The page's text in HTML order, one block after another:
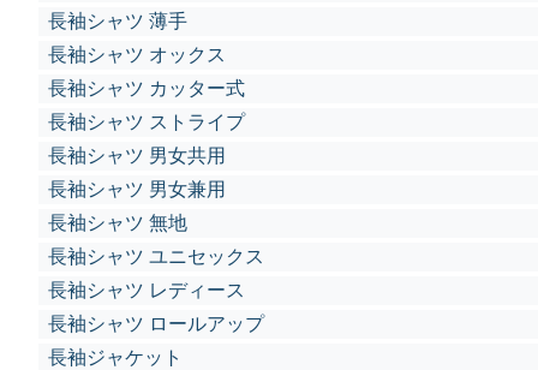
長袖シャツ 薄手
長袖シャツ オックス
長袖シャツ カッター式
長袖シャツ ストライプ
長袖シャツ 男女共用
長袖シャツ 男女兼用
長袖シャツ 無地
長袖シャツ ユニセックス
長袖シャツ レディース
長袖シャツ ロールアップ
長袖ジャケット